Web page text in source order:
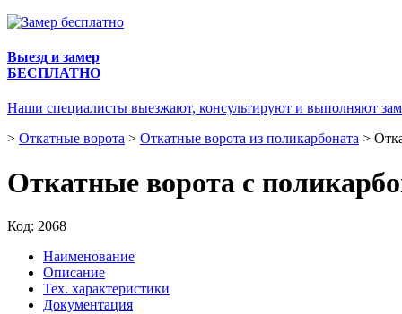
Выезд и замер
БЕСПЛАТНО
Наши специалисты выезжают, консультируют и выполняют
> Откатные ворота > Откатные ворота из поликарбоната >
Откатные ворота с
Код: 2068
Наименование
Описание
Тех. характеристики
Документация